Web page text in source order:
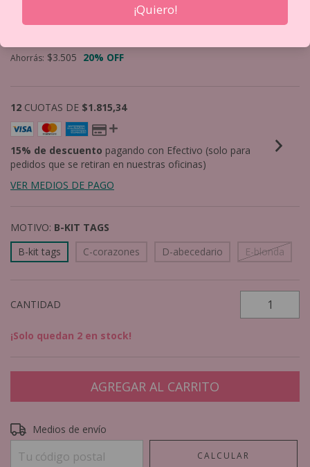
$17.524$14.019
Ahorrás: $3.505 20% OFF
12 CUOTAS DE $1.815,34
15% de descuento pagando con Efectivo (solo para
pedidos que se retiran en nuestras oficinas)
VER MEDIOS DE PAGO
MOTIVO: B-KIT TAGS
B-kit tags
C-corazones D-abecedario E-blonda
CANTIDAD
¡Solo quedan 2 en stock!
Entregas para el CP:
Medios de envío
CALCULAR
¡Quiero!